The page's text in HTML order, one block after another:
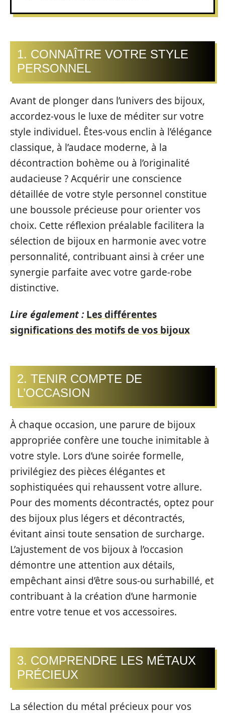
1. CONNAÎTRE VOTRE STYLE
PERSONNEL
Avant de plonger dans l’univers des bijoux,
accordez-vous le luxe de méditer sur votre
style individuel. Êtes-vous enclin à l’élégance
classique, à l’audace moderne, à la
décontraction bohème ou à l’originalité
audacieuse ? Acquérir une conscience
détaillée de votre style personnel constitue
une boussole précieuse pour orienter vos
choix. Cette réflexion préalable facilitera la
sélection de bijoux en harmonie avec votre
personnalité, contribuant ainsi à créer une
synergie parfaite avec votre garde-robe
distinctive.
Lire également : Les différentes
significations des motifs de vos bijoux
2. TENIR COMPTE DE
L’OCCASION
À chaque occasion, une parure de bijoux
appropriée confère une touche inimitable à
votre style. Lors d’une soirée formelle,
privilégiez des pièces élégantes et
sophistiquées qui rehaussent votre allure.
Pour des moments décontractés, optez pour
des bijoux plus légers et décontractés,
évitant ainsi toute sensation de surcharge.
L’ajustement de vos bijoux à l’occasion
démontre une attention aux détails,
empêchant ainsi d’être sous-ou surhabillé, et
contribuant à la création d’une harmonie
entre votre tenue et vos accessoires.
3. COMPRENDRE LES MÉTAUX
PRÉCIEUX
La sélection du métal précieux pour vos